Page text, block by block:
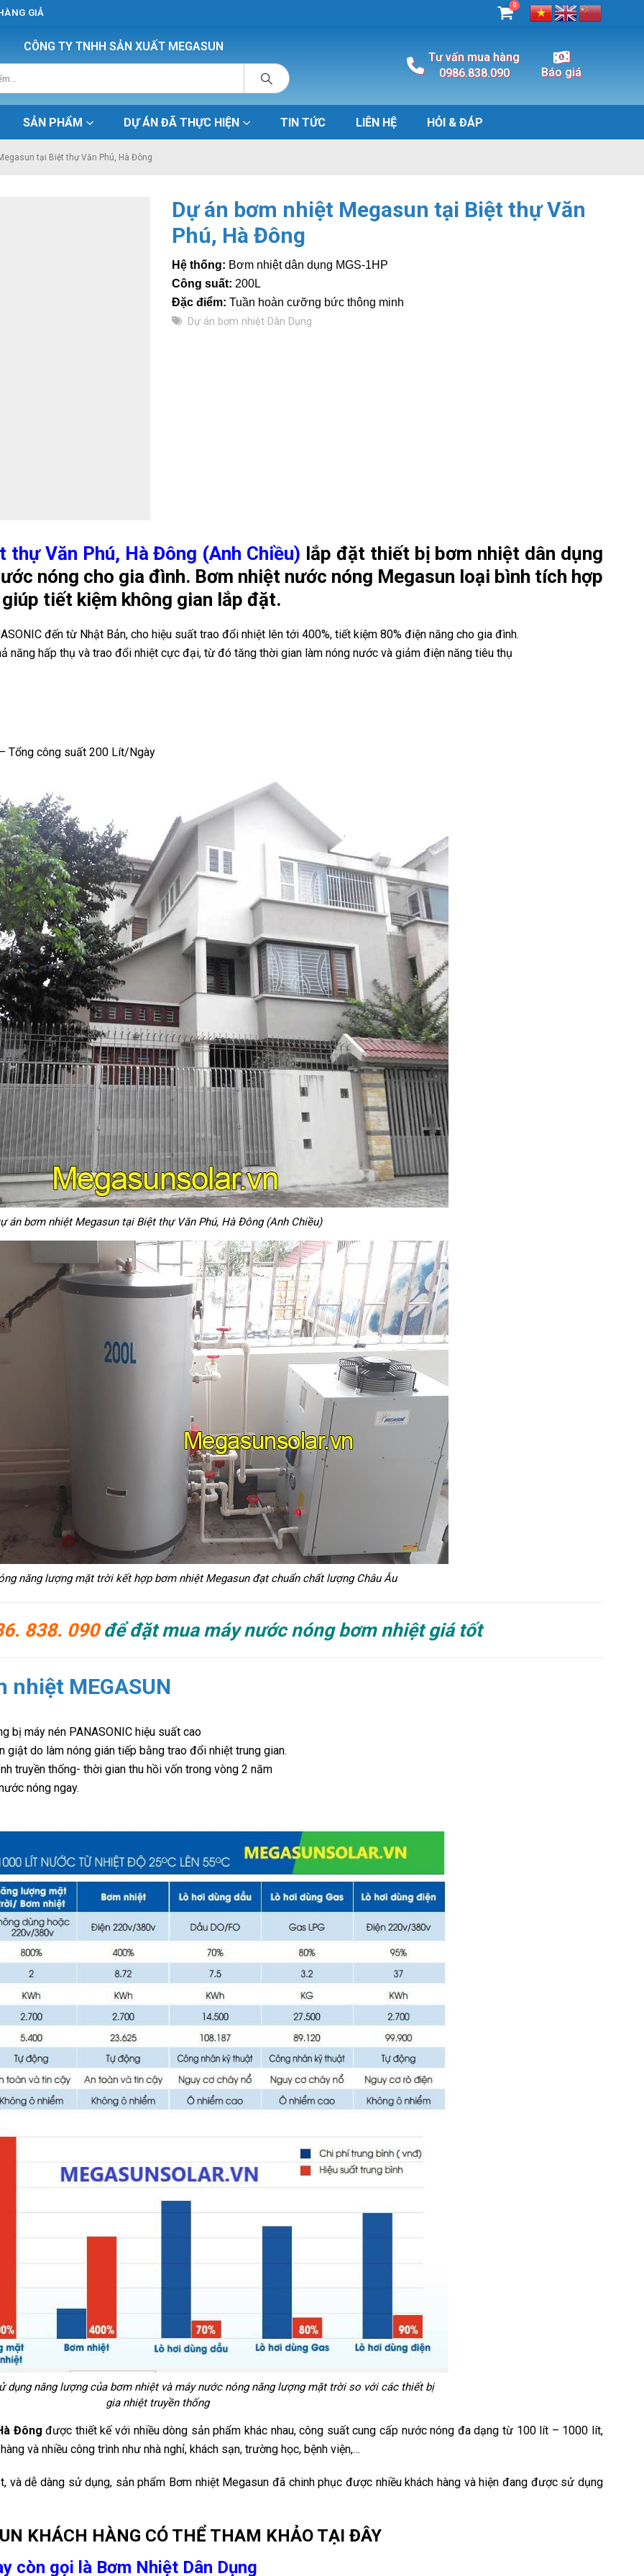
GIẢ
0
CÔNG TY TNHH SẢN XUẤT MEGASUN
Tư vấn mua hàng
0986.838.090
Báo giá
SẢN PHẨM DỰ ÁN ĐÃ THỰC HIỆN TIN TỨC LIÊN HỆ HỎI & ĐÁP
tại Biệt thự Văn Phú, Hà Đông
Dự án bơm nhiệt Megasun tại Biệt thự Văn
Phú, Hà Đông
Hệ thống: Bơm nhiệt dân dụng MGS-1HP
Công suất: 200L
Đặc điểm: Tuần hoàn cưỡng bức thông minh
Dự án bơm nhiệt Dân Dụng
thự Văn Phú, Hà Đông (Anh Chiều) lắp đặt thiết bị bơm nhiệt dân dụng
nóng cho gia đình. Bơm nhiệt nước nóng Megasun loại bình tích hợp
tiết kiệm không gian lắp đặt.
đến từ Nhật Bản, cho hiệu suất trao đổi nhiệt lên tới 400%, tiết kiệm 80% điện năng cho gia đình.
năng hấp thụ và trao đổi nhiệt cực đại, từ đó tăng thời gian làm nóng nước và giảm điện năng tiêu thụ
Tổng công suất 200 Lít/Ngày
án bơm nhiệt Megasun tại Biệt thự Văn Phú, Hà Đông (Anh Chiều)
năng lượng mặt trời kết hợp bơm nhiệt Megasun đạt chuẩn chất lượng Châu Âu
838. 090để đặt mua máy nước nóng bơm nhiệt giá tốt
MEGASUN
bị máy nén PANASONIC hiệu suất cao
do làm nóng gián tiếp bằng trao đổi nhiệt trung gian.
truyền thống- thời gian thu hồi vốn trong vòng 2 năm
nóng ngay.
dụng năng lượng của bơm nhiệt và máy nước nóng năng lượng mặt trời so với các thiết bị
gia nhiệt truyền thống
Đông được thiết kế với nhiều dòng sản phẩm khác nhau, công suất cung cấp nước nóng đa dạng từ 100 lít – 1000 lít,
và nhiều công trình như nhà nghỉ, khách sạn, trường học, bệnh viện,…
và dễ dàng sử dụng, sản phẩm Bơm nhiệt Megasun đã chinh phục được nhiều khách hàng và hiện đang được sử dụng
KHÁCH HÀNG CÓ THỂ THAM KHẢO TẠI ĐÂY
còn gọi là Bơm Nhiệt Dân Dụng